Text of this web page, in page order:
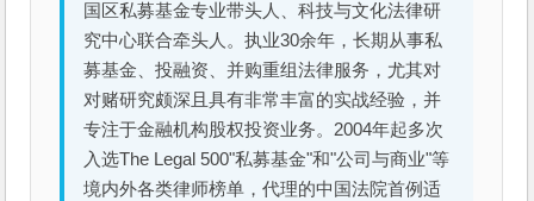
国区私募基金专业带头人、科技与文化法律研
究中心联合牵头人。执业30余年，长期从事私
募基金、投融资、并购重组法律服务，尤其对
对赌研究颇深且具有非常丰富的实战经验，并
专注于金融机构股权投资业务。2004年起多次
入选The Legal 500"私募基金"和"公司与商业"等
境内外各类律师榜单，代理的中国法院首例适